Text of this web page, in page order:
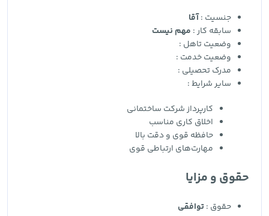
جنسیت :آقا
سابقه کار : مهم نیست
وضعیت تاهل :
وضعیت خدمت :
مدرک تحصیلی :
سایر شرایط :
کارپرداز شرکت ساختمانی
اخلاق کاری مناسب
حافظه قوی و دقت بالا
مهارت‌های ارتباطی قوی
حقوق و مزایا
حقوق :توافقی